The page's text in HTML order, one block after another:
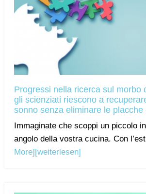
Progressi nella ricerca sul morbo
gli scienziati riescono a
sonno senza eliminare le placche
Immaginate che scoppi un piccolo
angolo della vostra cucina. Con
More] [weiterlesen]